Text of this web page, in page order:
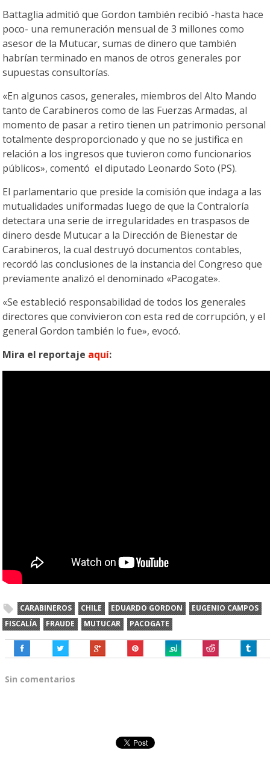
Battaglia admitió que Gordon también recibió -hasta hace
poco- una remuneración mensual de 3 millones como
asesor de la Mutucar, sumas de dinero que también
habrían terminado en manos de otros generales por
supuestas consultorías.
«En algunos casos, generales, miembros del Alto Mando
tanto de Carabineros como de las Fuerzas Armadas, al
momento de pasar a retiro tienen un patrimonio personal
totalmente desproporcionado y que no se justifica en
relación a los ingresos que tuvieron como funcionarios
públicos», comentó el diputado Leonardo Soto (PS).
El parlamentario que preside la comisión que indaga a las
mutualidades uniformadas luego de que la Contraloría
detectara una serie de irregularidades en traspasos de
dinero desde Mutucar a la Dirección de Bienestar de
Carabineros, la cual destruyó documentos contables,
recordó las conclusiones de la instancia del Congreso que
previamente analizó el denominado «Pacogate».
«Se estableció responsabilidad de todos los generales
directores que convivieron con esta red de corrupción, y el
general Gordon también lo fue», evocó.
Mira el reportaje aquí:
CARABINEROS CHILE EDUARDO GORDON
EUGENIO CAMPOS
FISCALÍA
FRAUDE MUTUCAR PACOGATE
Sin comentarios